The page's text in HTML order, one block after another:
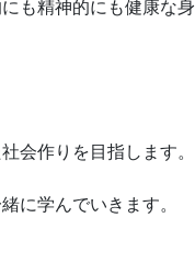
も精神的にも健康な身
会作りを目指します。
に学んでいきます。